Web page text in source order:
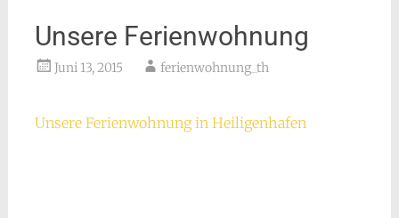
Unsere Ferienwohnung
Juni 13, 2015 ferienwohnung_th
Unsere Ferienwohnung in Heiligenhafen